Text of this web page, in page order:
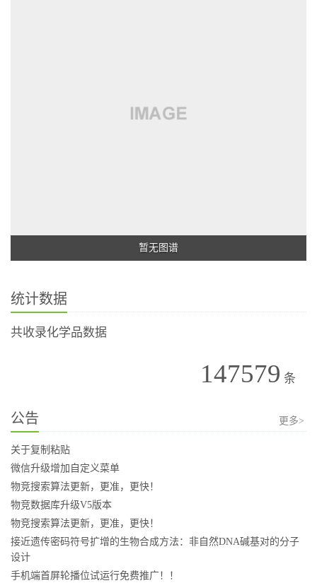
暂无图谱
统计数据
共收录化学品数据
147579 条
公告 更多>
关于复制粘贴
微信升级增加自定义菜单
物竞搜索算法更新，更准，更快！
物竞数据库升级V5版本
物竞搜索算法更新，更准，更快！
接近遗传密码符号扩增的生物合成方法：非自然DNA碱基对的分子
设计
手机端首屏轮播位试运行免费推广！！